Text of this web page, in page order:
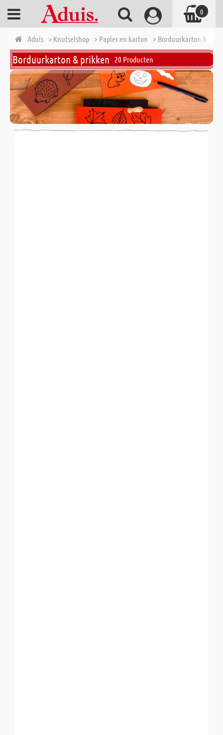
Aduis > Knutselshop > Papier en karton > Borduurkarton &
Borduurkarton & prikken 20 Producten
0